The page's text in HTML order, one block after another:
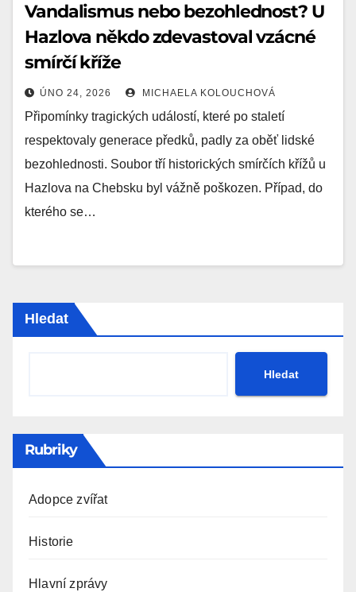
Vandalismus nebo bezohlednost? U
Hazlova někdo zdevastoval vzácné
smírčí kříže
ÚNO 24, 2026 MICHAELA KOLOUCHOVÁ
Připomínky tragických událostí, které po staletí
respektovaly generace předků, padly za oběť lidské
bezohlednosti. Soubor tří historických smírčích křížů u
Hazlova na Chebsku byl vážně poškozen. Případ, do
kterého se…
Hledat
Hledat
Rubriky
Adopce zvířat
Historie
Hlavní zprávy